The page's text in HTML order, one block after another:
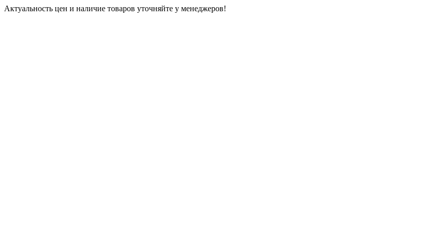
Актуальность цен и наличие товаров уточняйте у менеджеров!